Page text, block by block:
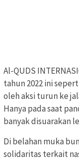
Al-QUDS
tahun 2022 ini
oleh aksi turun ke
Hanya pada saat
banyak disuarakan
Di belahan muka
solidaritas terkait